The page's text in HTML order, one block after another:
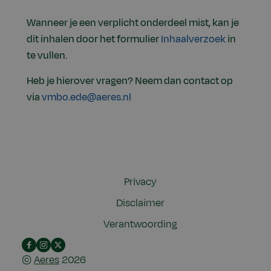
Wanneer je een verplicht onderdeel mist, kan je
dit inhalen door het formulierInhaalverzoekin
te vullen.
Heb je hierover vragen? Neem dan contact op
viavmbo.ede@aeres.nl
©Aeres2026
Privacy
Disclaimer
Verantwoording
Facebook
Instagram
X